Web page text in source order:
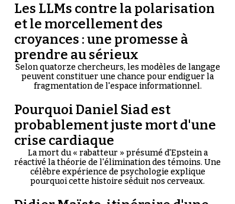
Les LLMs contre la polarisation
et le morcellement des
croyances : une promesse à
prendre au sérieux
Selon quatorze chercheurs, les modèles de langage
peuvent constituer une chance pour endiguer la
fragmentation de l'espace informationnel.
Pourquoi Daniel Siad est
probablement juste mort d'une
crise cardiaque
La mort du « rabatteur » présumé d'Epstein a
réactivé la théorie de l'élimination des témoins. Une
célèbre expérience de psychologie explique
pourquoi cette histoire séduit nos cerveaux.